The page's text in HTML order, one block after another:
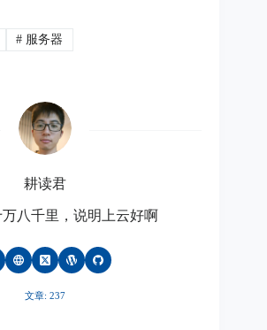
# 服务器
耕读君
八千里，说明上云好啊
文章: 237